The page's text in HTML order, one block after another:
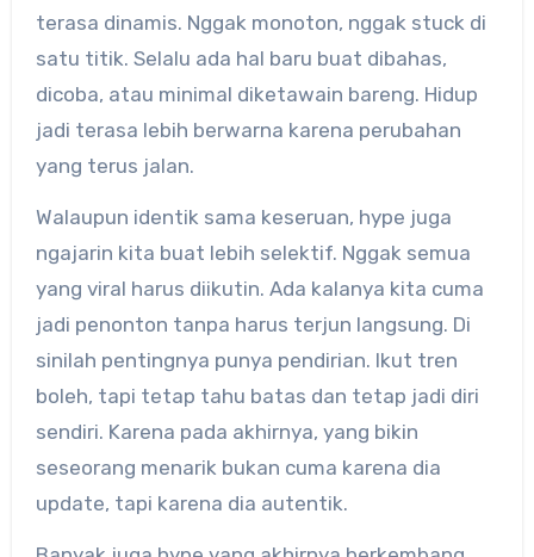
terasa dinamis. Nggak monoton, nggak stuck di
satu titik. Selalu ada hal baru buat dibahas,
dicoba, atau minimal diketawain bareng. Hidup
jadi terasa lebih berwarna karena perubahan
yang terus jalan.
Walaupun identik sama keseruan, hype juga
ngajarin kita buat lebih selektif. Nggak semua
yang viral harus diikutin. Ada kalanya kita cuma
jadi penonton tanpa harus terjun langsung. Di
sinilah pentingnya punya pendirian. Ikut tren
boleh, tapi tetap tahu batas dan tetap jadi diri
sendiri. Karena pada akhirnya, yang bikin
seseorang menarik bukan cuma karena dia
update, tapi karena dia autentik.